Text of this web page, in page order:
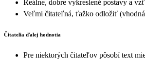
Reálne, dobre vykreslené postavy a
Veľmi čitateľná, ťažko odložiť
Čitatelia ďalej hodnotia
Pre niektorých čitateľov pôsobí text